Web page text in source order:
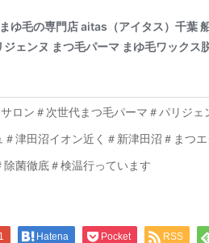
ロン＃次世代まつ毛パーマ＃パリジ
＃津田沼イオン近く＃新津田沼＃まつ
菌徹底＃検温行っています
Hatena Pocket RSS